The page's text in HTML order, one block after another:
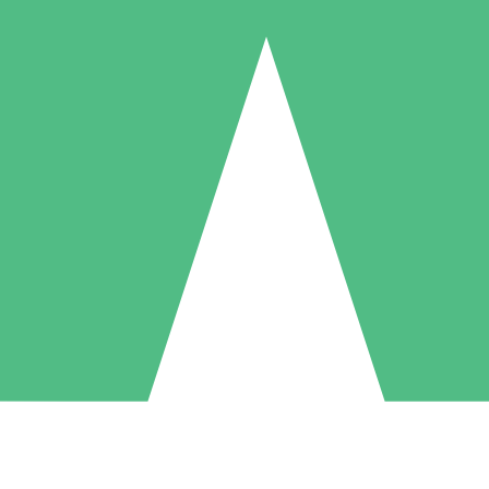
Individuele Creditpakketten
per gebruik met downloadtegoeden. Geen maandelijkse verplichting
5 Downloaden
US$